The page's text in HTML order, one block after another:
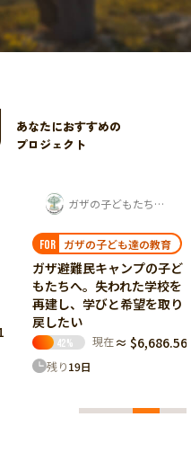
あなたにおすすめの
プロジェクト
ガザの子どもたちを支援する会
FOR ガザの子ども達の教育
ガザ避難民キャンプの子ど
もたちへ。失われた学校を
再建し、学びと希望を取り
戻したい
42% 現在 ≈ $6,686.56
残り19日